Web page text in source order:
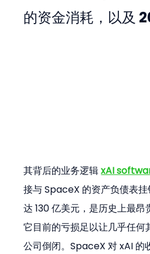
的资金消耗，以及
其背后的业务逻辑 xAI
接与 SpaceX 的资产负债表
达 130 亿美元，是历史上最昂
它目前的亏损足以让几乎任何
公司倒闭。SpaceX 对 xAI 的